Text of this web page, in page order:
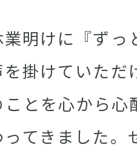
業明けに『ず
を掛けていた
とを心から心
てきました。